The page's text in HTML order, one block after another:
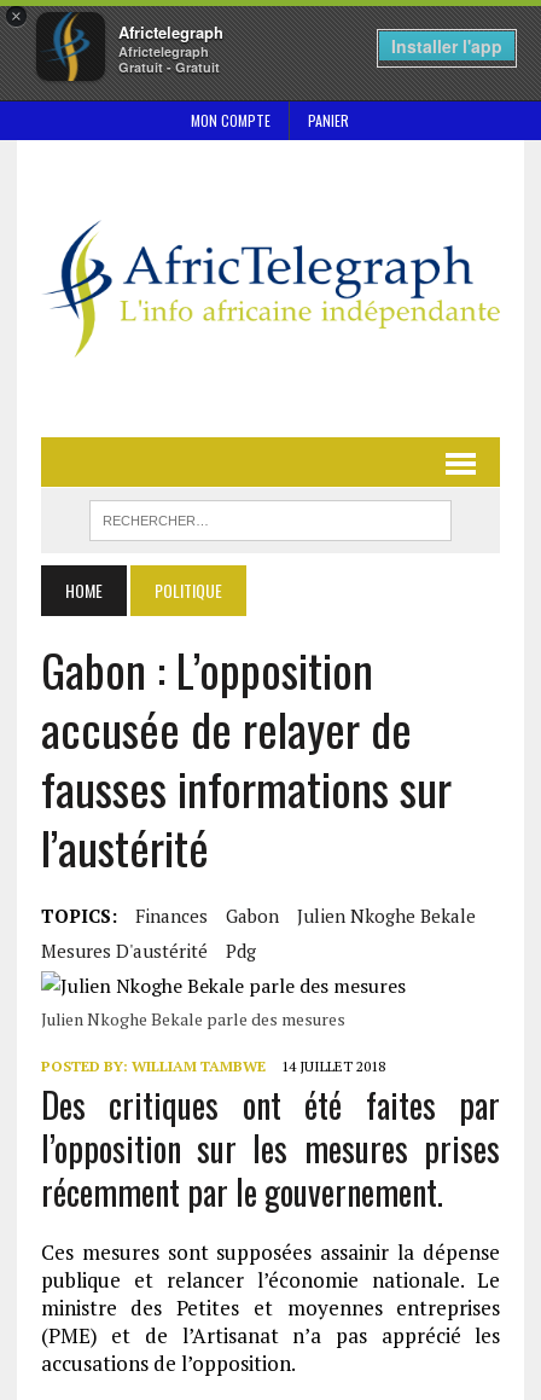
×
Africtelegraph
Africtelegraph
Gratuit - Gratuit
Installer l'app
MON COMPTE PANIER
HOME POLITIQUE
Gabon : L’opposition
accusée de relayer de
fausses informations sur
l’austérité
TOPICS: Finances Gabon
Julien Nkoghe Bekale
Mesures D'austérité
Pdg
Julien Nkoghe Bekale parle des mesures
POSTED BY: WILLIAM TAMBWE 14 JUILLET 2018
Des critiques ont été faites par
l’opposition sur les mesures prises
récemment par le gouvernement.
Ces mesures sont supposées assainir la dépense
publique et relancer l’économie nationale. Le
ministre des Petites et moyennes entreprises
(PME) et de l’Artisanat n’a pas apprécié les
accusations de l’opposition.